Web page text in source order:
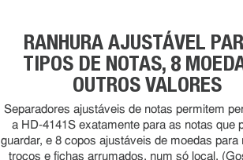
RANHURA AJUSTÁVEL
TIPOS DE NOTAS, 8
OUTROS VALORES
Separadores ajustáveis de notas permitem
a HD-4141S exatamente para as notas que
guardar, e 8 copos ajustáveis de moedas para
trocos e fichas arrumados, num só local.